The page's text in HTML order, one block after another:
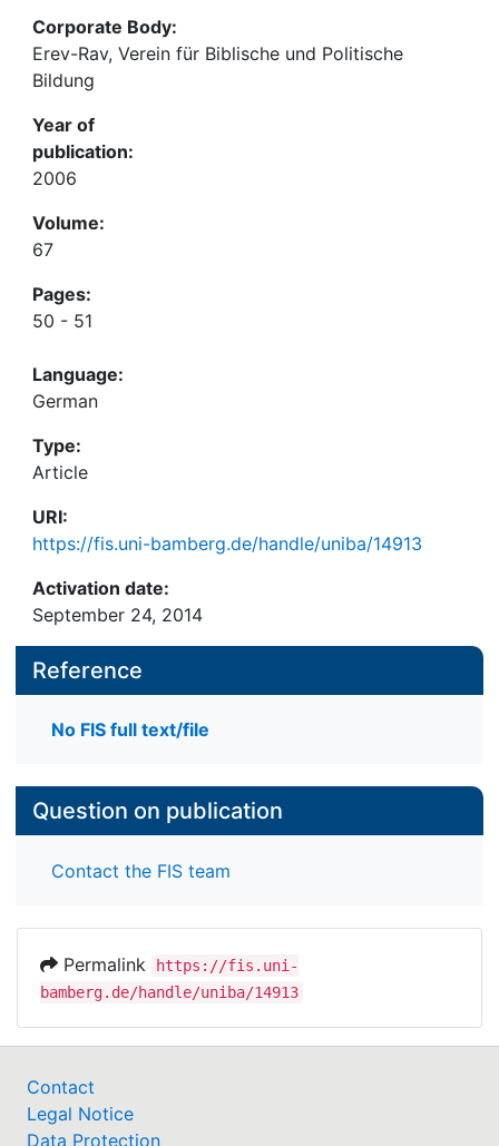
Corporate Body:
Erev-Rav, Verein für Biblische und Politische
Bildung
Year of
publication:
2006
Volume:
67
Pages:
50 - 51
Language:
German
Type:
Article
URI:
https://fis.uni-bamberg.de/handle/uniba/14913
Activation date:
September 24, 2014
Reference
No FIS full text/file
Question on publication
Contact the FIS team
Permalink
https://fis.uni-
bamberg.de/handle/uniba/14913
Contact
Legal Notice
Data Protection